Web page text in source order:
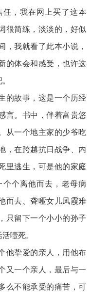
，我在网上买了这本
很简练，淡淡的，好似
，我就看了此本小说，
的体会和感受，也许这
的故事，这是一个历经
言。书中，伴着富贵悠
从一个地主家的少爷吃
，在跨越抗日战争、内
逃生，可是他的家庭
个离他而去，老母病
而去、聋哑女儿凤霞难
只留下一个小小的孙子
噎死。
他挚爱的亲人，用他布
又一个亲人，最后与一
么不能承受的痛苦，可